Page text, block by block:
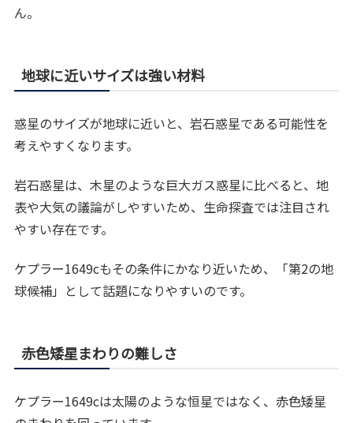
ん。
地球に近いサイズは強い材料
惑星のサイズが地球に近いと、岩石惑星である可能性を
考えやすくなります。
岩石惑星は、木星のような巨大ガス惑星に比べると、地
表や大気の議論がしやすいため、生命探査では注目され
やすい存在です。
ケプラー1649cもその条件にかなり近いため、「第2の地
球候補」として話題になりやすいのです。
赤色矮星まわりの難しさ
ケプラー1649cは太陽のような恒星ではなく、赤色矮星